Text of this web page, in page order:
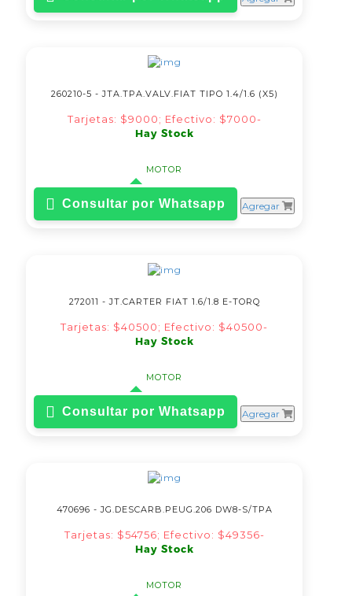
260210-5 - JTA.TPA.VALV.FIAT TIPO 1.4/1.6 (X5)
Tarjetas: $9000; Efectivo: $7000-
Hay Stock
MOTOR
Consultar por Whatsapp Agregar
272011 - JT.CARTER FIAT 1.6/1.8 E-TORQ
Tarjetas: $40500; Efectivo: $40500-
Hay Stock
MOTOR
Consultar por Whatsapp Agregar
470696 - JG.DESCARB.PEUG.206 DW8-S/TPA
Tarjetas: $54756; Efectivo: $49356-
Hay Stock
MOTOR